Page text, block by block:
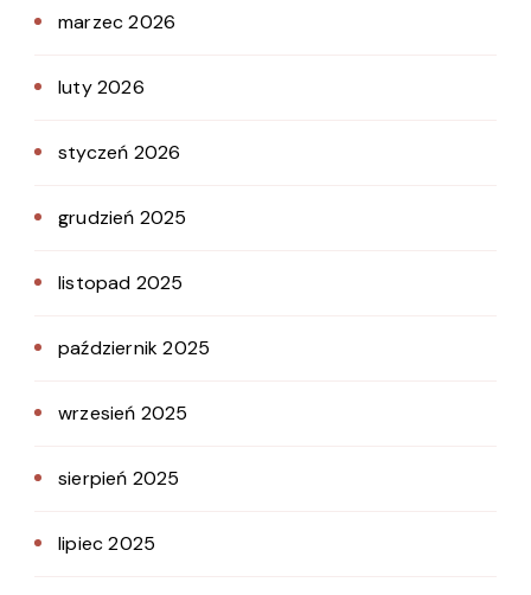
marzec 2026
luty 2026
styczeń 2026
grudzień 2025
listopad 2025
październik 2025
wrzesień 2025
sierpień 2025
lipiec 2025